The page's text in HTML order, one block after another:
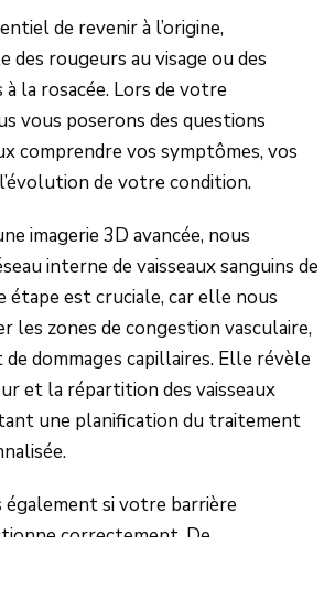
de revenir à l’origine,
des rougeurs au visage ou des
la rosacée. Lors de votre
vous poserons des questions
comprendre vos symptômes, vos
de votre condition.
imagerie 3D avancée, nous
interne de vaisseaux sanguins de
étape est cruciale, car elle nous
les zones de congestion vasculaire,
de dommages capillaires. Elle révèle
et la répartition des vaisseaux
une planification du traitement
également si votre barrière
correctement. De